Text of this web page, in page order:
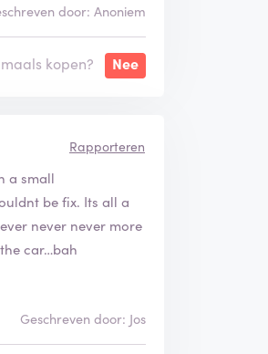
there were many
conclusive evidence
case unsatisfactory.
a second opinion
door: Anoniem
kopen? Nee
Rapporteren
a small
be fix. Its all a
never never more
car…bah
Geschreven door: Jos